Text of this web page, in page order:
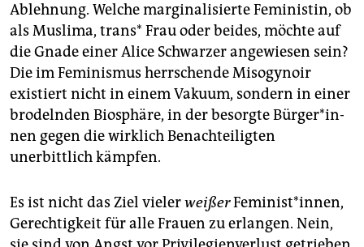
Ablehnung. Welche marginalisierte Feministin, ob
als Muslima, trans* Frau oder beides, möchte auf
die Gnade einer Alice Schwarzer angewiesen sein?
Die im Feminismus herrschende Misogynoir
existiert nicht in einem Vakuum, sondern in einer
brodelnden Biosphäre, in der besorgte Bür­ge­r*in­
nen gegen die wirklich Benachteiligten
unerbittlich kämpfen.
Es ist nicht das Ziel vielerweißerFeminist*innen,
Gerechtigkeit für alle Frauen zu erlangen. Nein,